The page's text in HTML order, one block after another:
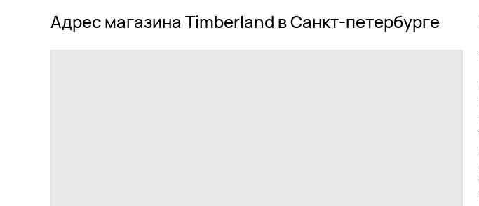
Адрес магазина Timberland в Санкт-петербурге